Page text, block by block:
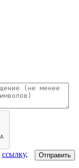
Отправить
ссылку,